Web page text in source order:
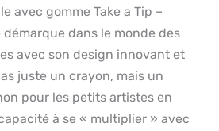
avec gomme Take a Tip –
dans le monde des
avec son design innovant et
juste un crayon, mais un
pour les petits artistes en
à se « multiplier » avec